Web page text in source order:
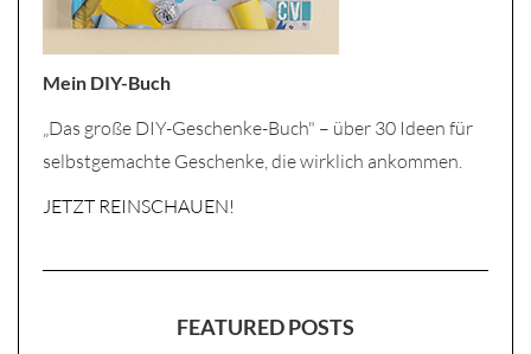
Mein DIY-Buch
„Das große DIY-Geschenke-Buch" – über 30 Ideen für
selbstgemachte Geschenke, die wirklich ankommen.
JETZT REINSCHAUEN!
FEATURED POSTS